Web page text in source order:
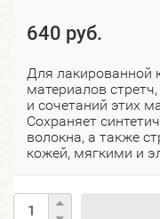
640 руб.
Для лакированной
материалов
и сочетаний этих
Сохраняет
волокна, а также
кожей, мягкими и